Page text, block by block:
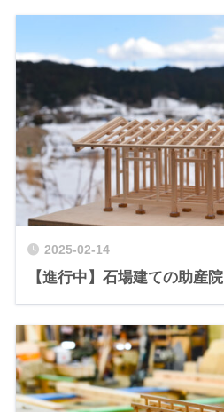
2025-02-14
【進行中】石場建ての助産院